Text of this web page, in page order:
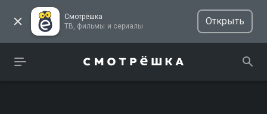
Смотрёшка
ТВ, фильмы и сериалы
Открыть